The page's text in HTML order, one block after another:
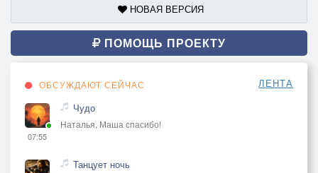
НОВАЯ ВЕРСИЯ
ПОМОЩЬ ПРОЕКТУ
ОБСУЖДАЮТ СЕЙЧАС ЛЕНТА
07:55
Чудо
Наталья, Маша спасибо!
Танцует ночь